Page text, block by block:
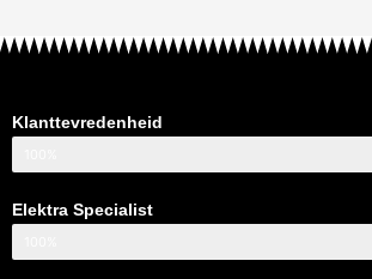
Klanttevredenheid
Elektra Specialist